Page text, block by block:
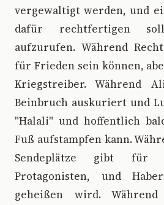
vergewaltigt werden, und
dafür rechtfertigen
aufzurufen. Während
für Frieden sein können,
Kriegstreiber. Während
Beinbruch auskuriert und
"Halali" und hoffentlich
Fuß aufstampfen kann.
Sendeplätze gibt für
Protagonisten, und
geheißen wird.